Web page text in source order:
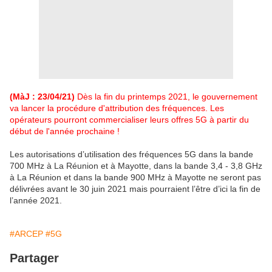
(MàJ : 23/04/21) Dès la fin du printemps 2021, le gouvernement
va lancer la procédure d'attribution des fréquences. Les
opérateurs pourront commercialiser leurs offres 5G à partir du
début de l'année prochaine !
Les autorisations d’utilisation des fréquences 5G dans la bande
700 MHz à La Réunion et à Mayotte, dans la bande 3,4 - 3,8 GHz
à La Réunion et dans la bande 900 MHz à Mayotte ne seront pas
délivrées avant le 30 juin 2021 mais pourraient l’être d’ici la fin de
l’année 2021.
#ARCEP #5G
Partager